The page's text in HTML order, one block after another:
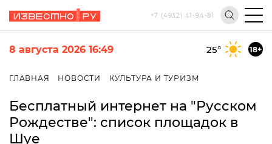
+7 (4932) 41-94-81
8 августа 2026 16:49 25° 18+
ГЛАВНАЯ НОВОСТИ КУЛЬТУРА И ТУРИЗМ
Бесплатный интернет на "Русском
Рождестве": список площадок в
Шуе